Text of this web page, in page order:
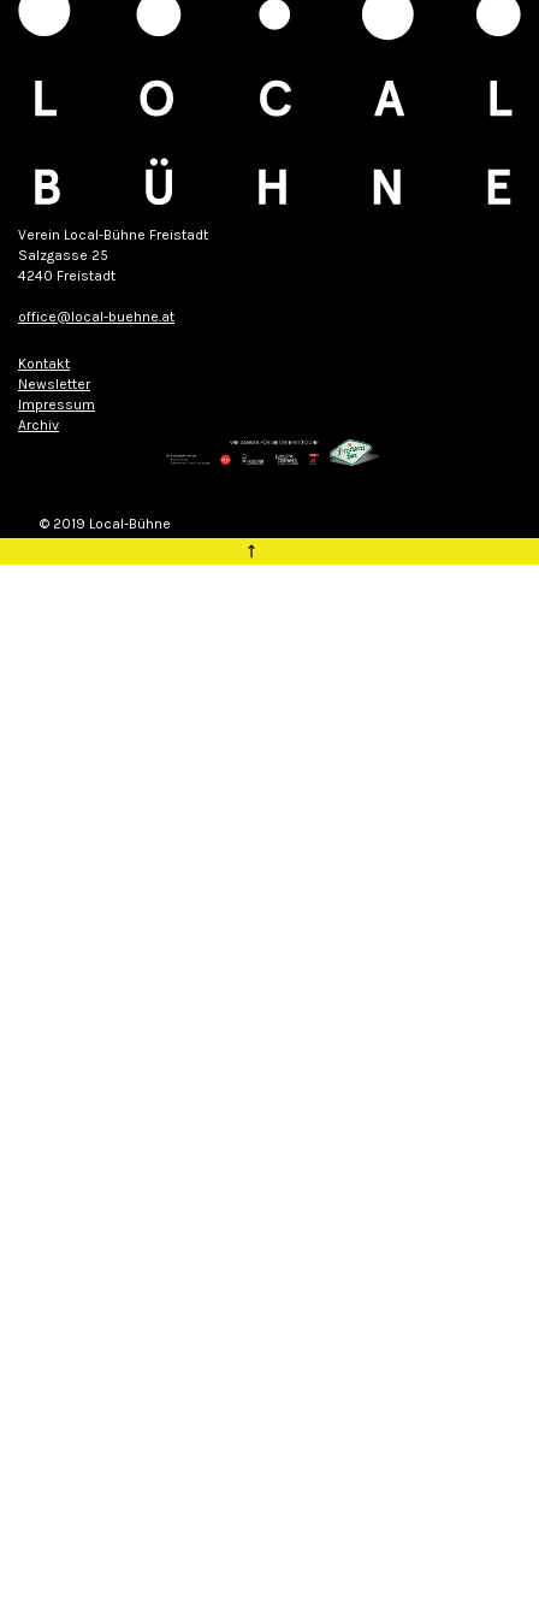
Verein Local-Bühne Freistadt
Salzgasse 25
4240 Freistadt
office@local-buehne.at
Kontakt
Newsletter
Impressum
Archiv
© 2019 Local-Bühne